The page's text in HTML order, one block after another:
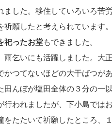
ました。移住していろいろ苦
祈願したと考えられています
祀ったお堂もできました。
雨乞いにも活躍しました。大
かつてないほどの大干ばつが
田んぼが塩田全体の３分の一
行われましたが、下小島では
をたたいて祈願したところ、